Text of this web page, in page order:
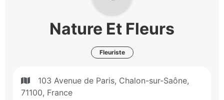
Nature Et Fleurs
Fleuriste
103 Avenue de Paris, Chalon-sur-Saône,
71100, France